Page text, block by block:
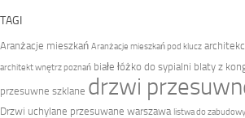
TAGI
Aranżacje mieszkań Aranżacje mieszkań pod klucz
architekt wnętrz poznań białe łóżko do sypialni blaty z
przesuwne szklane drzwi
Drzwi uchylane przesuwane warszawa listwa do